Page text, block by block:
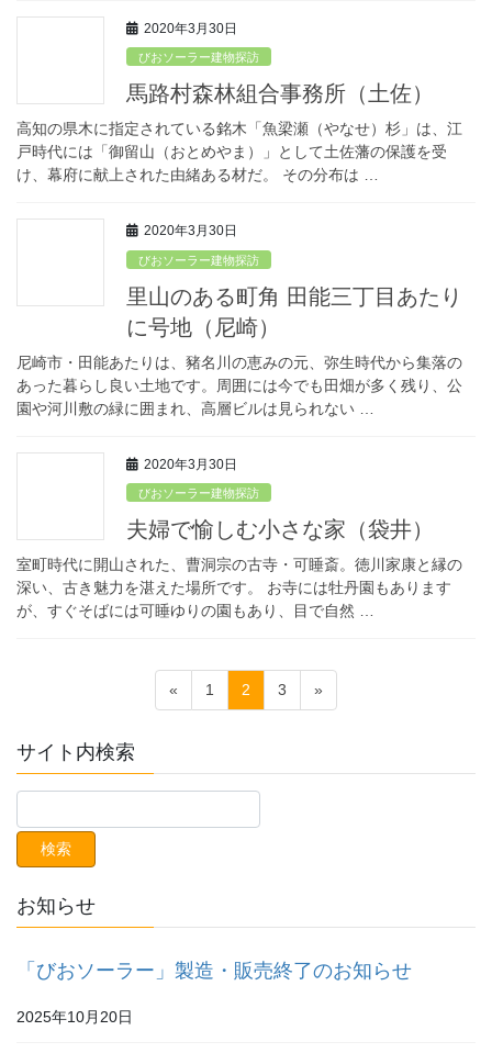
2020年3月30日
びおソーラー建物探訪
馬路村森林組合事務所（土佐）
高知の県木に指定されている銘木「魚梁瀬（やなせ）杉」は、江
戸時代には「御留山（おとめやま）」として土佐藩の保護を受
け、幕府に献上された由緒ある材だ。 その分布は …
2020年3月30日
びおソーラー建物探訪
里山のある町角 田能三丁目あたり
に号地（尼崎）
尼崎市・田能あたりは、豬名川の恵みの元、弥生時代から集落の
あった暮らし良い土地です。周囲には今でも田畑が多く残り、公
園や河川敷の緑に囲まれ、高層ビルは見られない …
2020年3月30日
びおソーラー建物探訪
夫婦で愉しむ小さな家（袋井）
室町時代に開山された、曹洞宗の古寺・可睡斎。徳川家康と縁の
深い、古き魅力を湛えた場所です。 お寺には牡丹園もあります
が、すぐそばには可睡ゆりの園もあり、目で自然 …
ナ
ビ
ー
シ
ョ
«
ペ
ー
1
ペ
ー
2
ペ
ー
3 »
サイト内検索
お知らせ
「びおソーラー」製造・販売終了のお知らせ
2025年10月20日